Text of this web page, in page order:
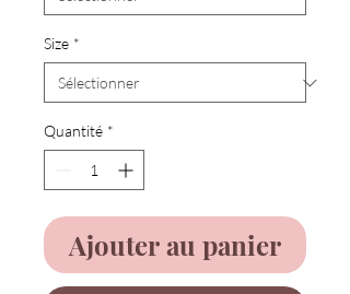
Size *
Quantité *
Ajouter au panier